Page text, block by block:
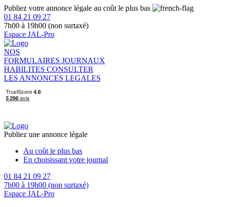
Publiez votre annonce légale au coût le plus bas
01 84 21 09 27
7h00 à 19h00 (non surtaxé)
Espace JAL-Pro
NOS
FORMULAIRES JOURNAUX
HABILITES CONSULTER
LES ANNONCES LEGALES
Publiez une annonce légale
Au coût le plus bas
En choisissant votre journal
01 84 21 09 27
7h00 à 19h00 (non surtaxé)
Espace JAL-Pro